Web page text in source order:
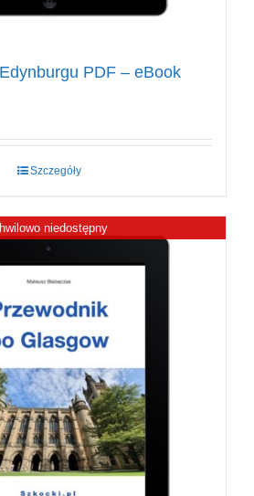
PDF – eBook
zł.
Szczegóły
niedostępny